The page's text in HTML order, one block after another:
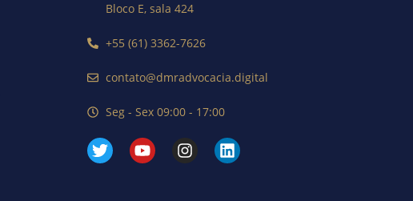
Bloco E, sala 424
+55 (61) 3362-7626
contato@dmradvocacia.digital
Seg - Sex 09:00 - 17:00